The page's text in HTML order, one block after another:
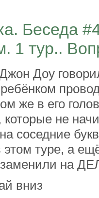
Беседа
1 тур..
Доу
же в его
которые не
соседние
туре, а
на
вниз